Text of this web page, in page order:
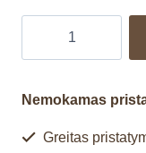
Nemokamas
Greitas